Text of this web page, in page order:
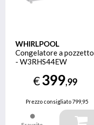
WHIRLPOOL
Congelatore a pozzetto
- W3RHS44EW
€399,99
Prezzo consigliato799,95